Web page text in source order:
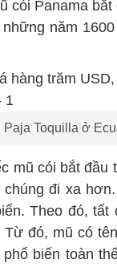
cói Panama
năm
Toquilla ở
mũ cói bắt đầu
đi xa
Theo đó, tất
đó, mũ có
biến toàn